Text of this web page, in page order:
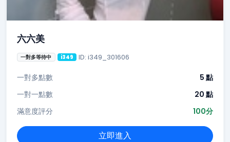
六六美
一對多等待中 i349 ID: i349_301606
一對多點數
5 點
一對一點數
20 點
滿意度評分
100分
立即進入